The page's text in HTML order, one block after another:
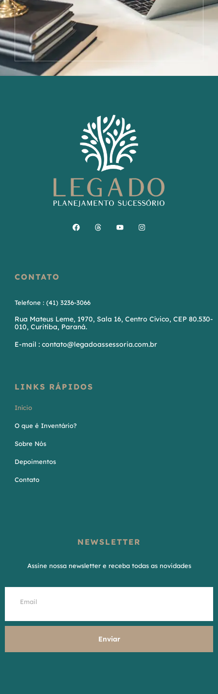
CONTATO
Telefone : (41) 3236-3066
Rua Mateus Leme, 1970, Sala 16, Centro Cívico, CEP 80.530-
010, Curitiba, Paraná.
E-mail : contato@legadoassessoria.com.br
LINKS RÁPIDOS
Início
O que é Inventário?
Sobre Nós
Depoimentos
Contato
NEWSLETTER
Assine nossa newsletter e receba todas as novidades
Enviar